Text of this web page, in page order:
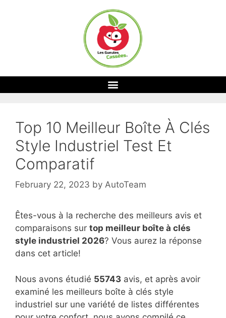
Top 10 Meilleur Boîte À Clés
Style Industriel Test Et
Comparatif
February 22, 2023 by AutoTeam
Êtes-vous à la recherche des meilleurs avis et
comparaisons sur top meilleur boîte à clés
style industriel 2026? Vous aurez la réponse
dans cet article!
Nous avons étudié 55743 avis, et après avoir
examiné les meilleurs boîte à clés style
industriel sur une variété de listes différentes